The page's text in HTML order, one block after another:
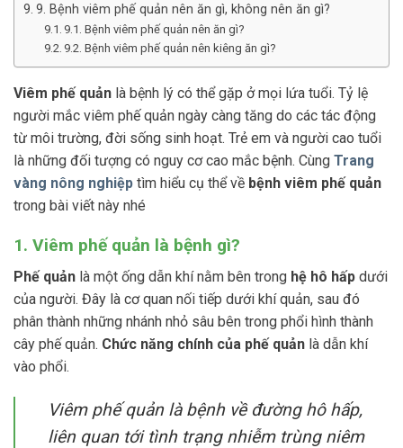
9. Bệnh viêm phế quản nên ăn gì, không nên ăn gì?
9.1. Bệnh viêm phế quản nên ăn gì?
9.2. Bệnh viêm phế quản nên kiêng ăn gì?
Viêm phế quản là bệnh lý có thể gặp ở mọi lứa tuổi. Tỷ lệ
người mắc viêm phế quản ngày càng tăng do các tác động
từ môi trường, đời sống sinh hoạt. Trẻ em và người cao tuổi
là những đối tượng có nguy cơ cao mắc bệnh. Cùng Trang
vàng nông nghiệp tìm hiểu cụ thể về bệnh viêm phế quản
trong bài viết này nhé
1. Viêm phế quản là bệnh gì?
Phế quản là một ống dẫn khí nằm bên trong hệ hô hấp dưới
của người. Đây là cơ quan nối tiếp dưới khí quản, sau đó
phân thành những nhánh nhỏ sâu bên trong phổi hình thành
cây phế quản. Chức năng chính của phế quản là dẫn khí
vào phổi.
Viêm phế quản là bệnh về đường hô hấp,
liên quan tới tình trạng nhiễm trùng niêm